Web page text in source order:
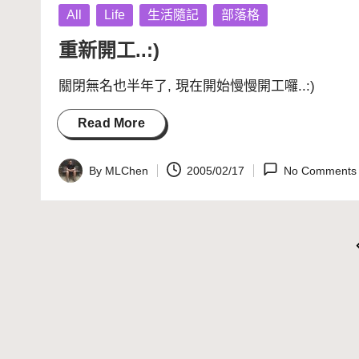
Posted
All Life 生活隨記 部落格
重新開工..:)
關閉無名也半年了, 現在開始慢慢開工囉..:)
Read More
Posted
by
By MLChen 2005/02/17 No Comments